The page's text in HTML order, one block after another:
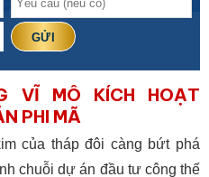
VĨ MÔ KÍCH HOẠT
PHI MÃ
của tháp đôi càng bứt phá
chuỗi dự án đầu tư công thế